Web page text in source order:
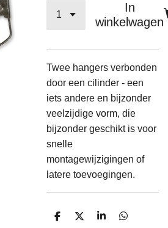
In
winkelwagen
Twee hangers verbonden
door een cilinder - een
iets andere en bijzonder
veelzijdige vorm, die
bijzonder geschikt is voor
snelle
montagewijzigingen of
latere toevoegingen.
D
D
S
D